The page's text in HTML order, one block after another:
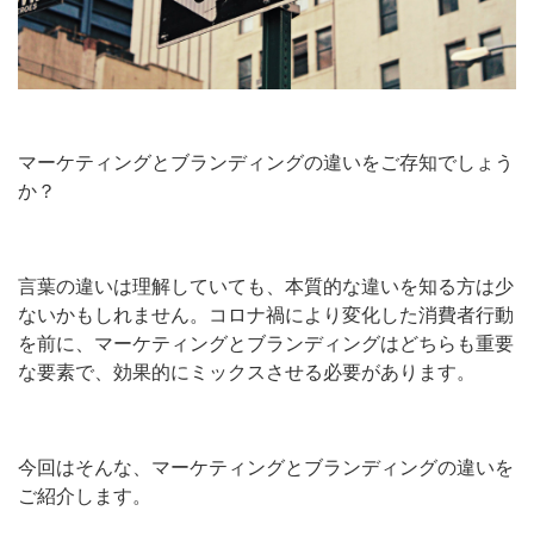
マーケティングとブランディングの違いをご存知でしょう
か？
言葉の違いは理解していても、本質的な違いを知る方は少
ないかもしれません。コロナ禍により変化した消費者行動
を前に、マーケティングとブランディングはどちらも重要
な要素で、効果的にミックスさせる必要があります。
今回はそんな、マーケティングとブランディングの違いを
ご紹介します。